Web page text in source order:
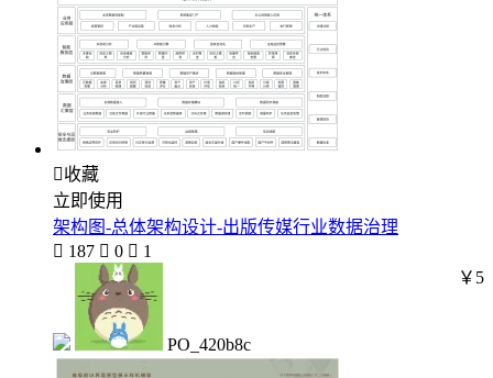
收藏
立即使用
架构图-总体架构设计-出版传媒行业数据治理
 187  0  1
PO_420b8c
￥5